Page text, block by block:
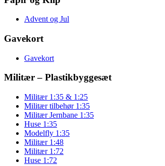
Advent og Jul
Gavekort
Gavekort
Militær – Plastikbyggesæt
Militær 1:35 & 1:25
Militær tilbehør 1:35
Militær Jernbane 1:35
Huse 1:35
Modelfly 1:35
Militær 1:48
Militær 1:72
Huse 1:72